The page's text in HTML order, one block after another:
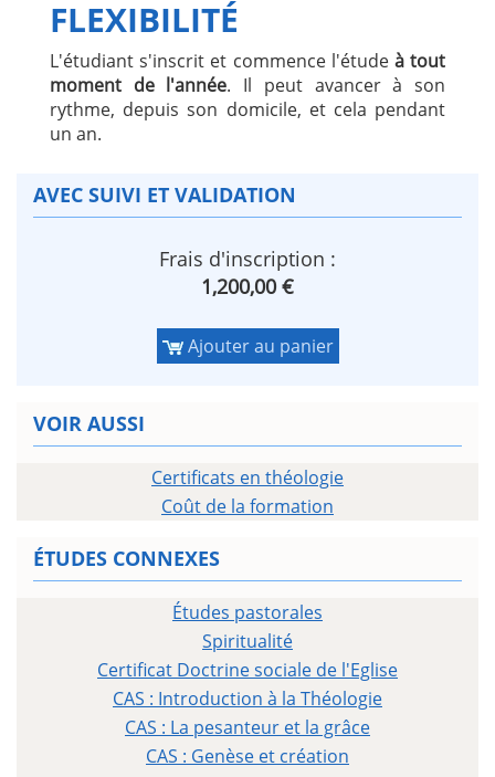
FLEXIBILITÉ
L'étudiant s'inscrit et commence l'étude à tout
moment de l'année. Il peut avancer à son
rythme, depuis son domicile, et cela pendant
un an.
AVEC SUIVI ET VALIDATION
Frais d'inscription :
1,200,00 €
Ajouter au panier
VOIR AUSSI
Certificats en théologie
Coût de la formation
ÉTUDES CONNEXES
Études pastorales
Spiritualité
Certificat Doctrine sociale de l'Eglise
CAS : Introduction à la Théologie
CAS : La pesanteur et la grâce
CAS : Genèse et création